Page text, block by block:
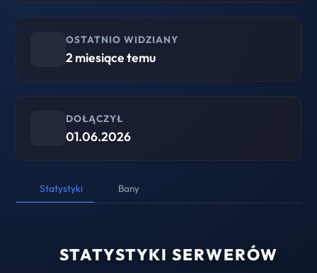
OSTATNIO WIDZIANY
2 miesiące temu
DOŁĄCZYŁ
01.06.2026
Statystyki Bany
STATYSTYKI SERWERÓW